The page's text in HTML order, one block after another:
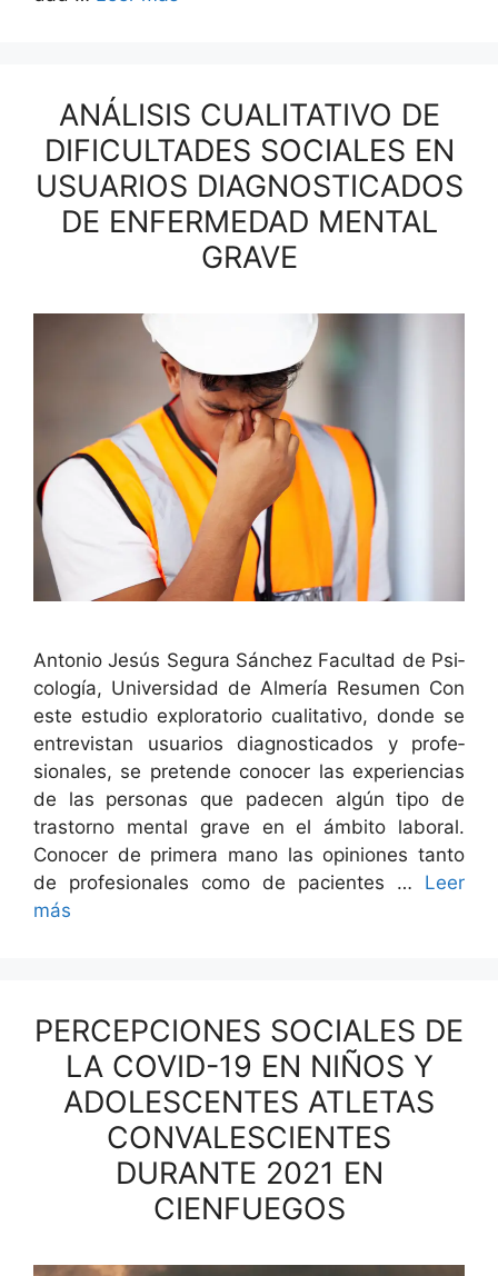
ANÁLISIS CUALITATIVO DE
DIFICULTADES SOCIALES EN
USUARIOS DIAGNOSTICADOS
DE ENFERMEDAD MENTAL
GRAVE
Anto­nio Jesús Segu­ra Sánchez Fac­ul­tad de Psi­
cología, Uni­ver­si­dad de Almería Resumen Con
este estu­dio explorato­rio cual­i­ta­ti­vo, donde se
entre­vis­tan usuar­ios diag­nos­ti­ca­dos y pro­fe­
sion­ales, se pre­tende cono­cer las expe­ri­en­cias
de las per­sonas que pade­cen algún tipo de
trastorno men­tal grave en el ámbito lab­o­ral.
Cono­cer de primera mano las opin­iones tan­to
de pro­fe­sion­ales como de pacientes … Leer
más
PERCEPCIONES SOCIALES DE
LA COVID-19 EN NIÑOS Y
ADOLESCENTES ATLETAS
CONVALESCIENTES
DURANTE 2021 EN
CIENFUEGOS